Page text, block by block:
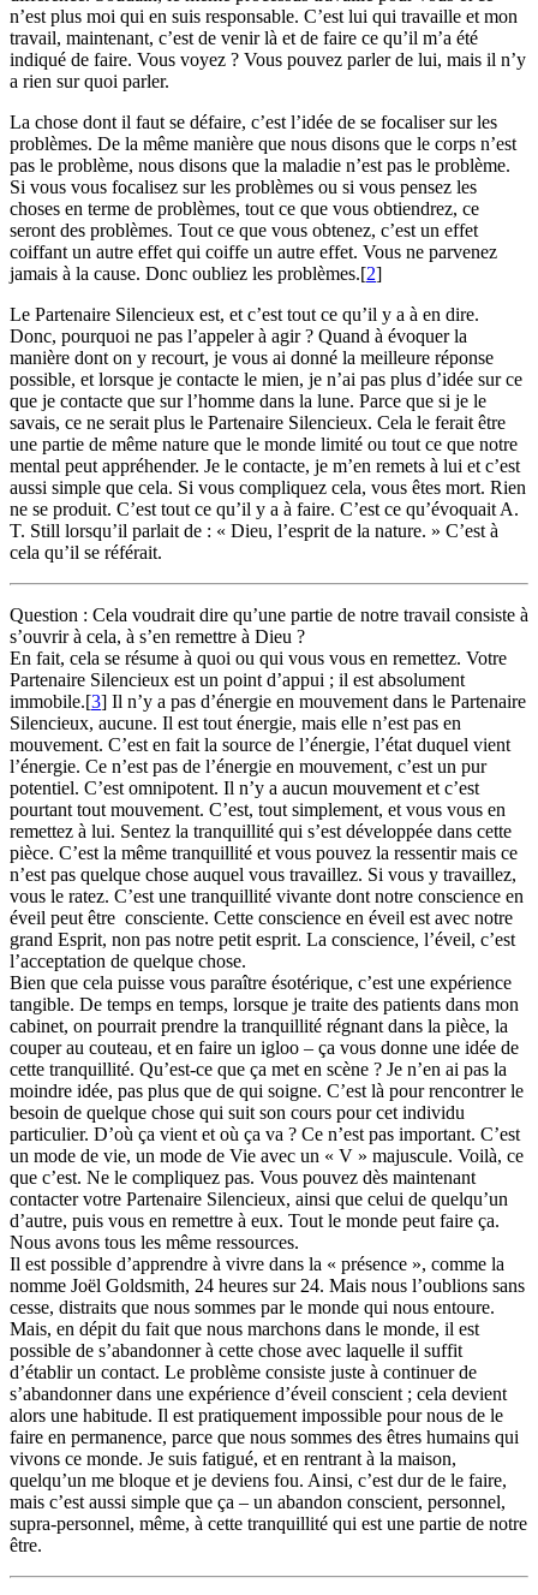
n’est plus moi qui en suis responsable. C’est lui qui travaille et mon
travail, maintenant, c’est de venir là et de faire ce qu’il m’a été
indiqué de faire. Vous voyez ? Vous pouvez parler de lui, mais il n’y
a rien sur quoi parler.
La chose dont il faut se défaire, c’est l’idée de se focaliser sur les
problèmes. De la même manière que nous disons que le corps n’est
pas le problème, nous disons que la maladie n’est pas le problème.
Si vous vous focalisez sur les problèmes ou si vous pensez les
choses en terme de problèmes, tout ce que vous obtiendrez, ce
seront des problèmes. Tout ce que vous obtenez, c’est un effet
coiffant un autre effet qui coiffe un autre effet. Vous ne parvenez
jamais à la cause. Donc oubliez les problèmes.[2]
Le Partenaire Silencieux est, et c’est tout ce qu’il y a à en dire.
Donc, pourquoi ne pas l’appeler à agir ? Quand à évoquer la
manière dont on y recourt, je vous ai donné la meilleure réponse
possible, et lorsque je contacte le mien, je n’ai pas plus d’idée sur ce
que je contacte que sur l’homme dans la lune. Parce que si je le
savais, ce ne serait plus le Partenaire Silencieux. Cela le ferait être
une partie de même nature que le monde limité ou tout ce que notre
mental peut appréhender. Je le contacte, je m’en remets à lui et c’est
aussi simple que cela. Si vous compliquez cela, vous êtes mort. Rien
ne se produit. C’est tout ce qu’il y a à faire. C’est ce qu’évoquait A.
T. Still lorsqu’il parlait de : « Dieu, l’esprit de la nature. » C’est à
cela qu’il se référait.
Question : Cela voudrait dire qu’une partie de notre travail consiste à
s’ouvrir à cela, à s’en remettre à Dieu ?
En fait, cela se résume à quoi ou qui vous vous en remettez. Votre
Partenaire Silencieux est un point d’appui ; il est absolument
immobile.[3] Il n’y a pas d’énergie en mouvement dans le Partenaire
Silencieux, aucune. Il est tout énergie, mais elle n’est pas en
mouvement. C’est en fait la source de l’énergie, l’état duquel vient
l’énergie. Ce n’est pas de l’énergie en mouvement, c’est un pur
potentiel. C’est omnipotent. Il n’y a aucun mouvement et c’est
pourtant tout mouvement. C’est, tout simplement, et vous vous en
remettez à lui. Sentez la tranquillité qui s’est développée dans cette
pièce. C’est la même tranquillité et vous pouvez la ressentir mais ce
n’est pas quelque chose auquel vous travaillez. Si vous y travaillez,
vous le ratez. C’est une tranquillité vivante dont notre conscience en
éveil peut être consciente. Cette conscience en éveil est avec notre
grand Esprit, non pas notre petit esprit. La conscience, l’éveil, c’est
l’acceptation de quelque chose.
Bien que cela puisse vous paraître ésotérique, c’est une expérience
tangible. De temps en temps, lorsque je traite des patients dans mon
cabinet, on pourrait prendre la tranquillité régnant dans la pièce, la
couper au couteau, et en faire un igloo – ça vous donne une idée de
cette tranquillité. Qu’est-ce que ça met en scène ? Je n’en ai pas la
moindre idée, pas plus que de qui soigne. C’est là pour rencontrer le
besoin de quelque chose qui suit son cours pour cet individu
particulier. D’où ça vient et où ça va ? Ce n’est pas important. C’est
un mode de vie, un mode de Vie avec un « V » majuscule. Voilà, ce
que c’est. Ne le compliquez pas. Vous pouvez dès maintenant
contacter votre Partenaire Silencieux, ainsi que celui de quelqu’un
d’autre, puis vous en remettre à eux. Tout le monde peut faire ça.
Nous avons tous les même ressources.
Il est possible d’apprendre à vivre dans la « présence », comme la
nomme Joël Goldsmith, 24 heures sur 24. Mais nous l’oublions sans
cesse, distraits que nous sommes par le monde qui nous entoure.
Mais, en dépit du fait que nous marchons dans le monde, il est
possible de s’abandonner à cette chose avec laquelle il suffit
d’établir un contact. Le problème consiste juste à continuer de
s’abandonner dans une expérience d’éveil conscient ; cela devient
alors une habitude. Il est pratiquement impossible pour nous de le
faire en permanence, parce que nous sommes des êtres humains qui
vivons ce monde. Je suis fatigué, et en rentrant à la maison,
quelqu’un me bloque et je deviens fou. Ainsi, c’est dur de le faire,
mais c’est aussi simple que ça – un abandon conscient, personnel,
supra-personnel, même, à cette tranquillité qui est une partie de notre
être.